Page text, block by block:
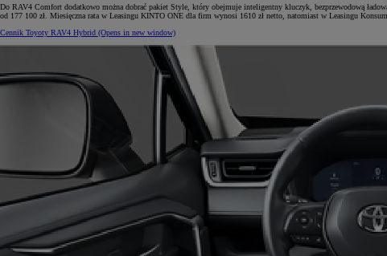
Do RAV4 Comfort dodatkowo można dobrać pakiet Style, który obejmuje inteligentny kluczyk, bezprzewodową
od 177 100 zł. Miesięczna rata w Leasingu KINTO ONE dla firm wynosi 1610 zł netto, natomiast w Leasingu
Cennik Toyoty RAV4 Hybrid (Opens in new window)